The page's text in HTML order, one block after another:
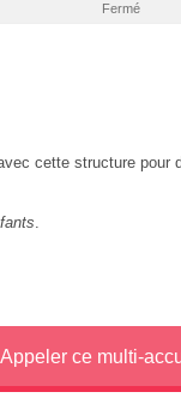
Fermé
cette structure pour
.
Appeler ce multi-